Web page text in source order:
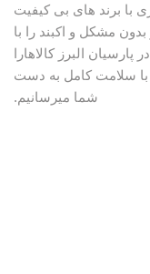
با برند های بی کیفیت
مشکل و اکبند را با
البرز کالاهارا
با سلامت کامل به دست
شما میرسانیم.